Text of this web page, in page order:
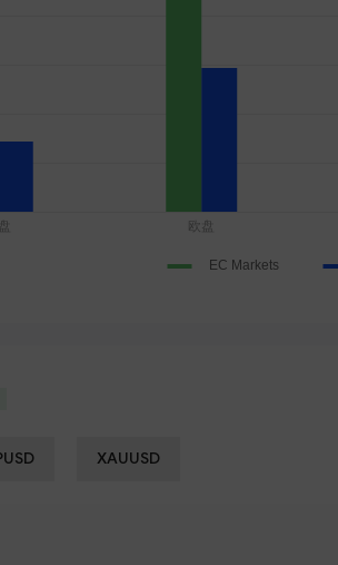
XAUUSD